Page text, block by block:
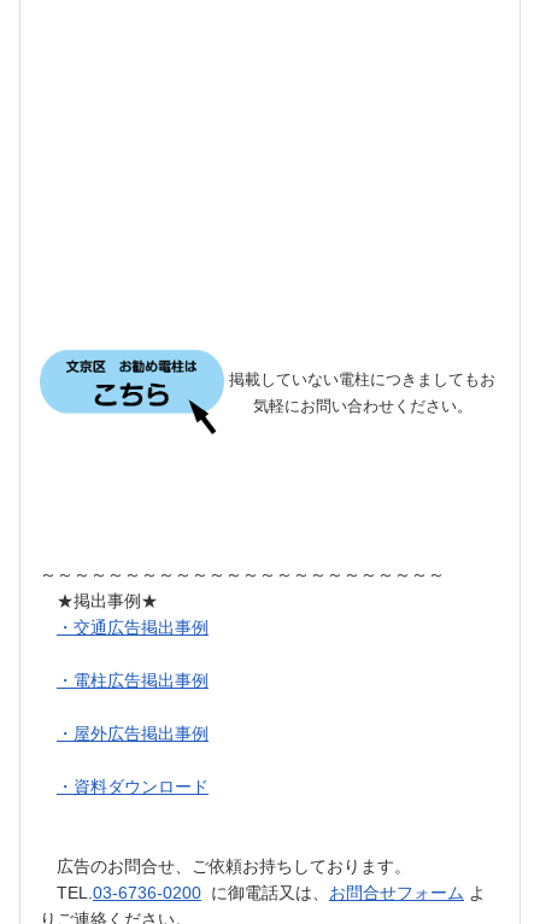
掲載していない電柱につきましてもお
気軽にお問い合わせください。
～～～～～～～～～～～～～～～～～～～～～～～～
★掲出事例★
・交通広告掲出事例
・電柱広告掲出事例
・屋外広告掲出事例
・資料ダウンロード
広告のお問合せ、ご依頼お持ちしております。
TEL.03-6736-0200 に御電話又は、 お問合せフォーム よ
りご連絡ください。